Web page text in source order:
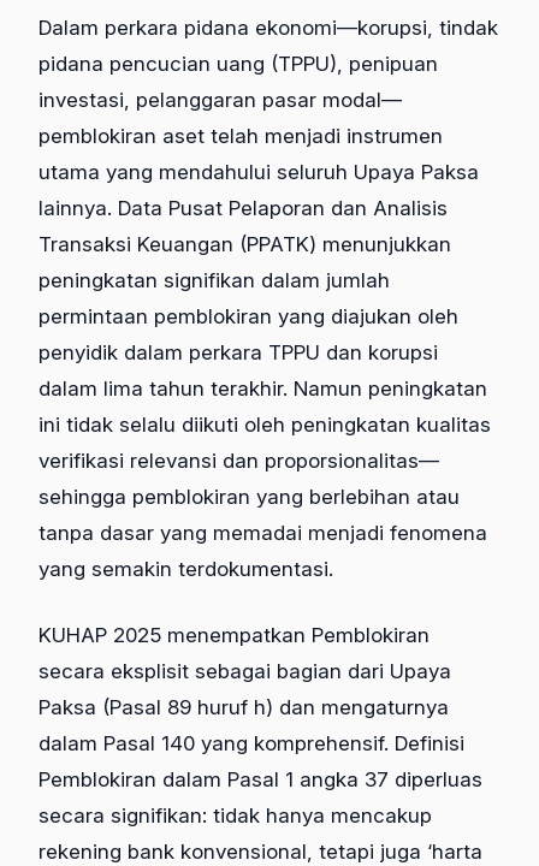
Dalam perkara pidana ekonomi—korupsi, tindak
pidana pencucian uang (TPPU), penipuan
investasi, pelanggaran pasar modal—
pemblokiran aset telah menjadi instrumen
utama yang mendahului seluruh Upaya Paksa
lainnya. Data Pusat Pelaporan dan Analisis
Transaksi Keuangan (PPATK) menunjukkan
peningkatan signifikan dalam jumlah
permintaan pemblokiran yang diajukan oleh
penyidik dalam perkara TPPU dan korupsi
dalam lima tahun terakhir. Namun peningkatan
ini tidak selalu diikuti oleh peningkatan kualitas
verifikasi relevansi dan proporsionalitas—
sehingga pemblokiran yang berlebihan atau
tanpa dasar yang memadai menjadi fenomena
yang semakin terdokumentasi.
KUHAP 2025 menempatkan Pemblokiran
secara eksplisit sebagai bagian dari Upaya
Paksa (Pasal 89 huruf h) dan mengaturnya
dalam Pasal 140 yang komprehensif. Definisi
Pemblokiran dalam Pasal 1 angka 37 diperluas
secara signifikan: tidak hanya mencakup
rekening bank konvensional, tetapi juga ‘harta